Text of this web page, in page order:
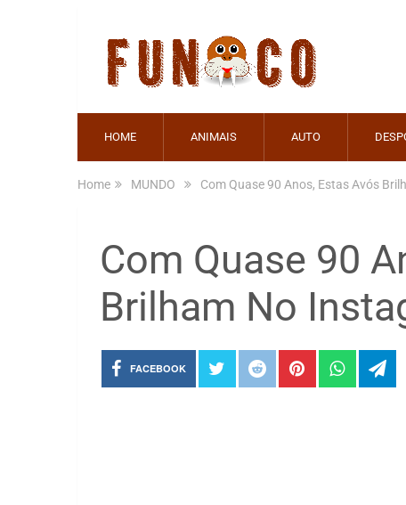
HOME ANIMAIS AUTO
Home MUNDO Com Quase 90 Anos, Estas Avós
Com Quase 90
Brilham No
FACEBOOK